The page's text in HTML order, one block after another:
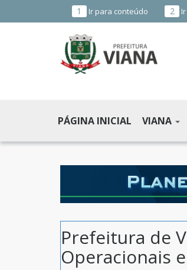
1 Ir para conteúdo 2
MUNICIPAL
DE
VIANA
ES
PÁGINA INICIAL VIANA
Prefeitura de
Operacionais